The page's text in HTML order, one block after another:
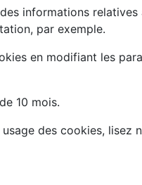
informations relatives
par exemple.
en modifiant les
10 mois.
des cookies, lisez